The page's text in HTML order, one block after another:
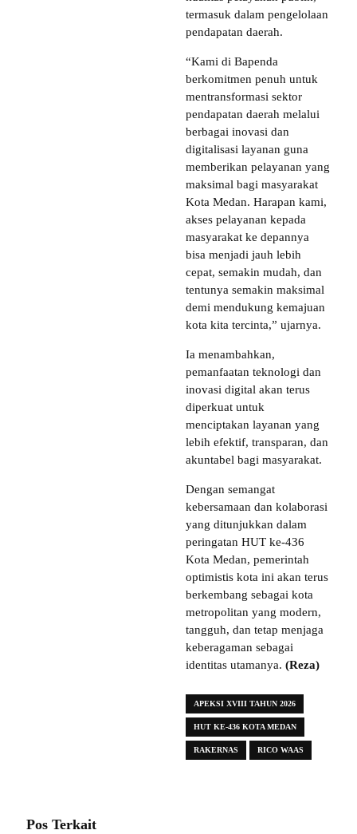
termasuk dalam pengelolaan
pendapatan daerah.
“Kami di Bapenda
berkomitmen penuh untuk
mentransformasi sektor
pendapatan daerah melalui
berbagai inovasi dan
digitalisasi layanan guna
memberikan pelayanan yang
maksimal bagi masyarakat
Kota Medan. Harapan kami,
akses pelayanan kepada
masyarakat ke depannya
bisa menjadi jauh lebih
cepat, semakin mudah, dan
tentunya semakin maksimal
demi mendukung kemajuan
kota kita tercinta,” ujarnya.
Ia menambahkan,
pemanfaatan teknologi dan
inovasi digital akan terus
diperkuat untuk
menciptakan layanan yang
lebih efektif, transparan, dan
akuntabel bagi masyarakat.
Dengan semangat
kebersamaan dan kolaborasi
yang ditunjukkan dalam
peringatan HUT ke-436
Kota Medan, pemerintah
optimistis kota ini akan terus
berkembang sebagai kota
metropolitan yang modern,
tangguh, dan tetap menjaga
keberagaman sebagai
identitas utamanya. (Reza)
APEKSI XVIII TAHUN 2026
HUT KE-436 KOTA MEDAN
RAKERNAS RICO WAAS
Pos Terkait